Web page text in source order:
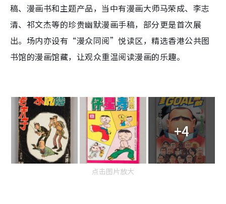
稿、漫画书和主题产品，当中有漫画大师马荣成、李志
清、祁文杰等的珍贵幽默漫画手稿，部分更是首次展
出。场内亦设有“漫众同阅”悦读区，精选香港公共图
书馆的漫画馆藏，让观众重温阅读漫画的乐趣。
+4
点击图片放大